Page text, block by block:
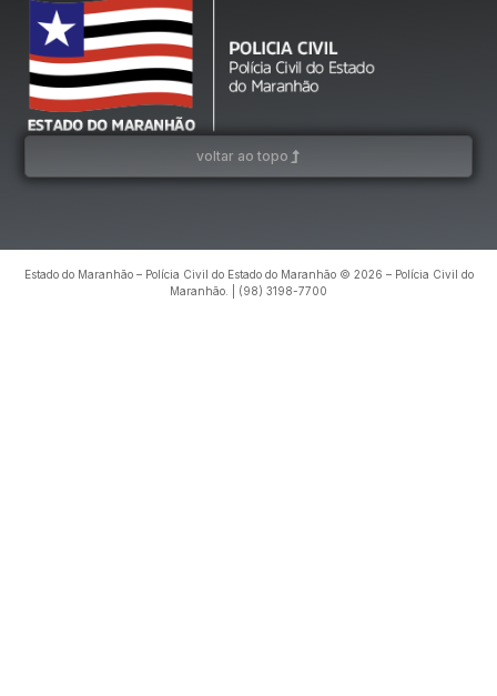
voltar ao topo
Estado do Maranhão – Polícia Civil do Estado do Maranhão © 2026 – Polícia Civil do
Maranhão. | (98) 3198-7700